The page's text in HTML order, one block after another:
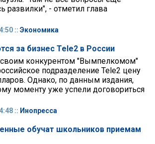
развилки", - отметил глава
:: Экономика
за бизнес Tele2 в России
конкурентом "Вымпелкомом"
подразделение Tele2 цену
Однако, по данным издания,
моменту уже успели договориться
:: Инопресса
обучат школьников приемам